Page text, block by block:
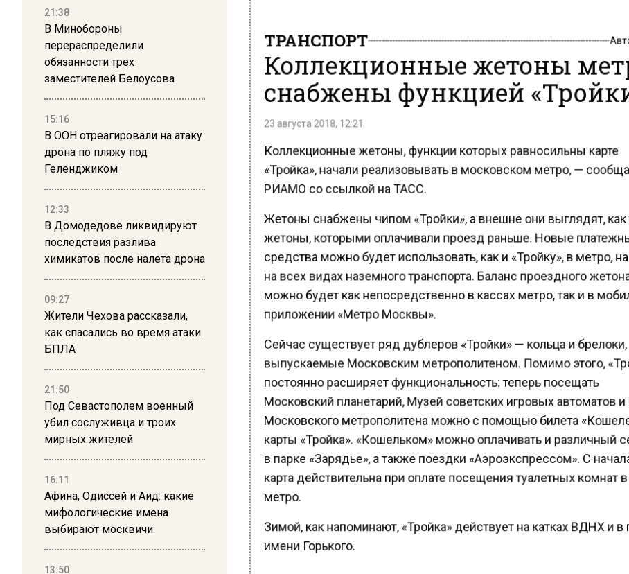
21:38
В Минобороны
перераспределили
обязанности трех
заместителей Белоусова
15:16
В ООН отреагировали на атаку
дрона по пляжу под
Геленджиком
12:33
В Домодедове ликвидируют
последствия разлива
химикатов после налета дрона
09:27
Жители Чехова рассказали,
как спасались во время атаки
БПЛА
21:50
Под Севастополем военный
убил сослуживца и троих
мирных жителей
16:11
Афина, Одиссей и Аид: какие
мифологические имена
выбирают москвичи
13:50
ТРАНСПОРТ
Коллекционные жетоны
снабжены функцией
23 августа 2018, 12:21
Коллекционные жетоны, функции которых равносильны карте
«Тройка», начали реализовывать в московском метро, —
РИАМО со ссылкой на ТАСС.
Жетоны снабжены чипом «Тройки», а внешне они выглядят, как
жетоны, которыми оплачивали проезд раньше. Новые
средства можно будет использовать, как и «Тройку», в метро,
на всех видах наземного транспорта. Баланс проездного
можно будет как непосредственно в кассах метро, так и в
приложении «Метро Москвы».
Сейчас существует ряд дублеров «Тройки» — кольца и брелоки,
выпускаемые Московским метрополитеном. Помимо этого,
постоянно расширяет функциональность: теперь посещать
Московский планетарий, Музей советских игровых автоматов
Московского метрополитена можно с помощью билета
карты «Тройка». «Кошельком» можно оплачивать и различный
в парке «Зарядье», а также поездки «Аэроэкспрессом». С
карта действительна при оплате посещения туалетных комнат в
метро.
Зимой, как напоминают, «Тройка» действует на катках ВДНХ и в
имени Горького.